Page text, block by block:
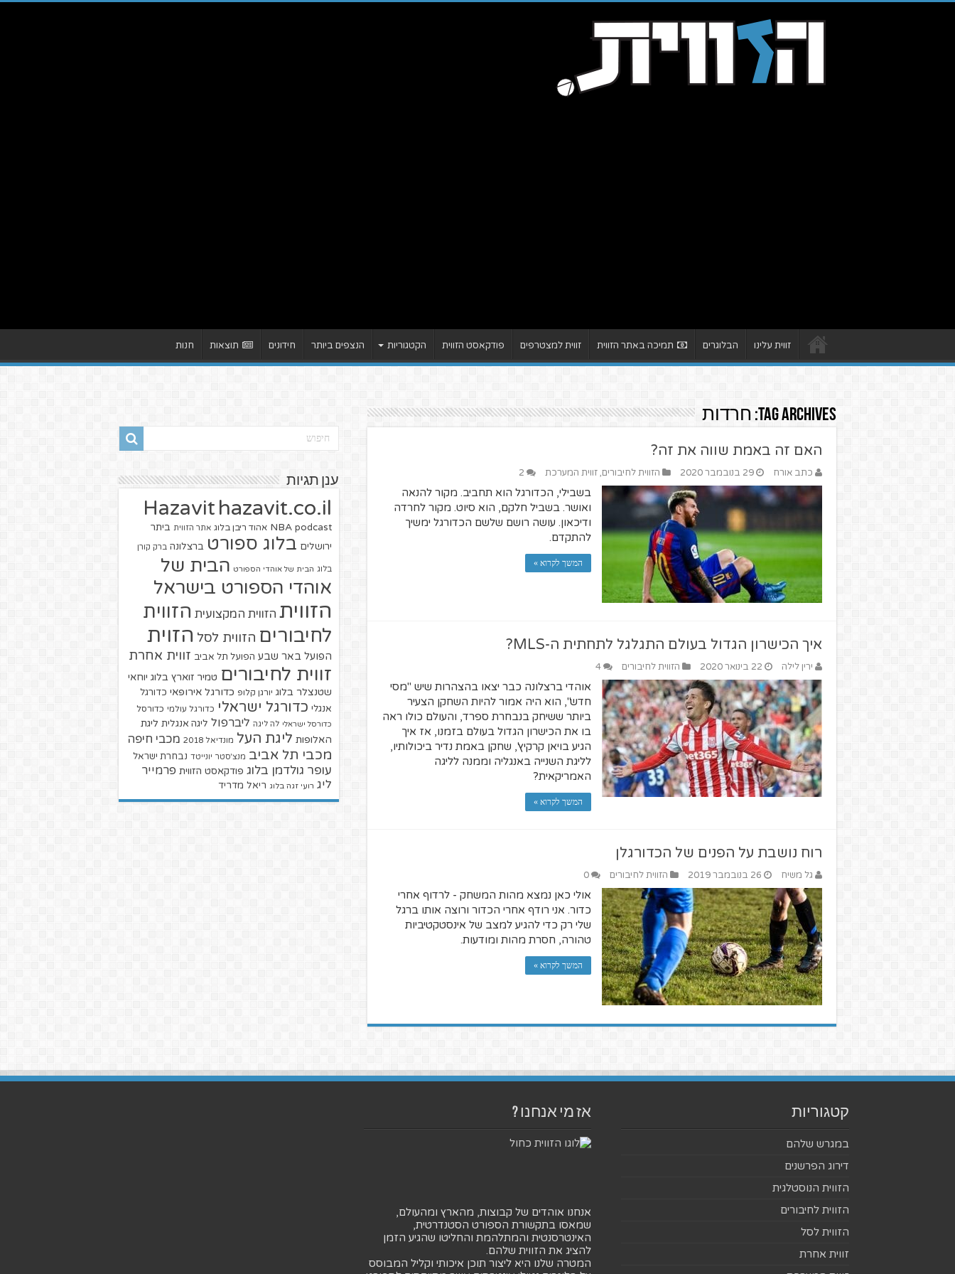
זווית עלינו הבלוגרים תמיכה באתר הזווית זווית למצטרפים פודקאסט הזווית הקטגוריות הנצפים ביותר חידונים תוצאות חנות
Tag Archives: חרדות
האם זה באמת שווה את זה?
כתב אורח 29 בנובמבר 2020 הזווית לחיבורים,זווית המערכת 2
בשבילי, הכדורגל הוא תחביב. מקור להנאה
ואושר. בשביל חלקם, הוא סיוט. מקור לחרדה
ודיכאון. עושה רושם שלשם הכדורגל ימשיך
להתקדם.
המשך לקרוא »
איך הכישרון הגדול בעולם התגלגל לתחתית ה-MLS?
ירין לילה 22 בינואר 2020 הזווית לחיבורים 4
אוהדי ברצלונה כבר יצאו בהצהרות שיש "מסי
חדש", הוא היה אמור להיות השחקן הצעיר
ביותר ששיחק בנבחרת ספרד, והעולם כולו ראה
בו את הכישרון הגדול בעולם בזמנו, אז איך
הגיע בויאן קרקיץ', שחקן באמת נדיר ביכולותיו,
לליגת השנייה באנגליה וממנה לליגה
האמריקאית?
המשך לקרוא »
רוח נושבת על הפנים של הכדורגלן
גל משיח 26 בנובמבר 2019 הזווית לחיבורים 0
אולי כאן נמצא מהות המשחק - לרדוף אחרי
כדור. אני רודף אחרי הכדור ורוצה אותו ברגל
שלי רק כדי להגיע למצב של אינסטקטיביות
טהורה, חסרת מהות ומודעות.
המשך לקרוא »
ענן תגיות
Hazavit hazavit.co.il
NBA podcast אהוד ריבן בלוג אתר הזווית ביתר
ירושלים בלוג ספורט ברצלונה ברק קורן
בלוג הבית של אוהדי הספורט הבית של
אוהדי הספורט בישראל
הזווית הזווית המקצועית הזווית
לחיבורים הזווית לסל הזוית
הפועל באר שבע הפועל תל אביב זווית אחרת
זווית לחיבורים טמיר זוארץ בלוג יוחאי
שטנצלר בלוג יורגן קלופ כדורגל אירופאי כדורגל
אנגלי כדורגל ישראלי כדורגל עולמי כדורסל
כדורסל ישראלי לה ליגה ליברפול ליגה אנגלית ליגת
האלופות ליגת העל מונדיאל 2018 מכבי חיפה
מכבי תל אביב מנצ'סטר יונייטד נבחרת ישראל
עופר גולדמן בלוג פודקאסט הזווית פרמייר
ליג רועי זגה בלוג ריאל מדריד
קטגוריות
במגרש שלהם
דירוג הפרשנים
הזווית הנוסטלגית
הזווית לחיבורים
הזווית לסל
זווית אחרת
אז מי אנחנו ?
אנחנו אוהדים של קבוצות, מהארץ ומהעולם,
שמאסו בתקשורת הספורט הסטנדרטית,
האינטרסנטית והמתלהמת והחליטו שהגיע הזמן
להציג את הזווית שלהם.
המטרה שלנו היא ליצור תוכן איכותי וקליל המבוסס